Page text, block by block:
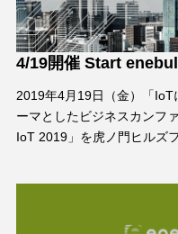
4/19開催 Start
2019年4月19日（金）「IoT
ーマとしたビジネスカンフ
IoT 2019」を虎ノ門ヒルズ
IoTで協創を実現する「